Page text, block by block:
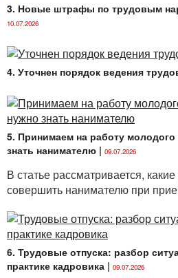
3. Новые штрафы по трудовым
10.07.2026
4. Уточнен порядок ведения
5. Принимаем на работу молодого
знать нанимателю | 09.07.2026
В статье рассматривается,
совершить нанимателю при
6. Трудовые отпуска: разбор
практике кадровика | 09.07.2026